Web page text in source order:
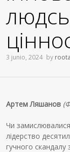
3 junio, 2024 by
Артем Ляшанов
Чи замислювалися
лідерство
гучного скандалу